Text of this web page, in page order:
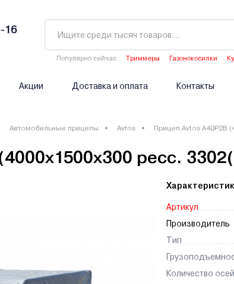
16
Популярно сейчас Триммеры Газонокосилки
Акции Доставка и оплата Контакты
Автомобильные прицепы Avtos Прицеп Avtos A40P2B
ресс.
Артикул
Производитель
Тип
Количество осей